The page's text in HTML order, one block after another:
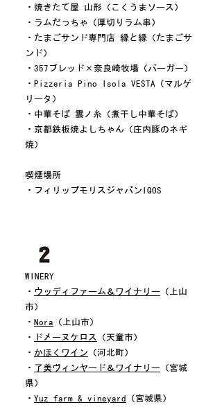
・焼きたて屋 山形（こくうまソース）
・ラムだっちゃ（厚切りラム串）
・たまごサンド専門店 縁と縁（たまごサ
ンド）
・357ブレッド×奈良崎牧場（バーガー）
・Pizzeria Pino Isola VESTA（マルゲ
リータ）
・中華そば 雲ノ糸（煮干し中華そば）
・京都鉄板焼よしちゃん（庄内豚のネギ
焼）
喫煙場所
・フィリップモリスジャパンIQOS
WINERY
・ ウッディファーム＆ワイナリー （上山
市）
・ Nora （上山市）
・
ドメーヌケロス （天童市）
・ かほくワイン （河北町）
・ 了美ヴィンヤード＆ワイナリー （宮城
県）
・ Yuz farm & vineyard （宮城県）